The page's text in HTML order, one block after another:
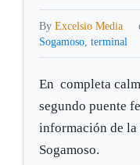
ByExcelsio Media
Sogamoso,terminal
En completa
segundo puente
información de la
Sogamoso.